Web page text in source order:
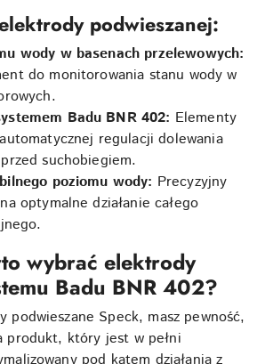
podwieszanej:
wody w basenach przelewowych:
do monitorowania stanu wody w
Badu BNR 402: Elementy
regulacji dolewania
suchobiegiem.
poziomu wody: Precyzyjny
optymalne działanie całego
wybrać elektrody
Badu BNR 402?
podwieszane Speck, masz pewność,
produkt, który jest w pełni